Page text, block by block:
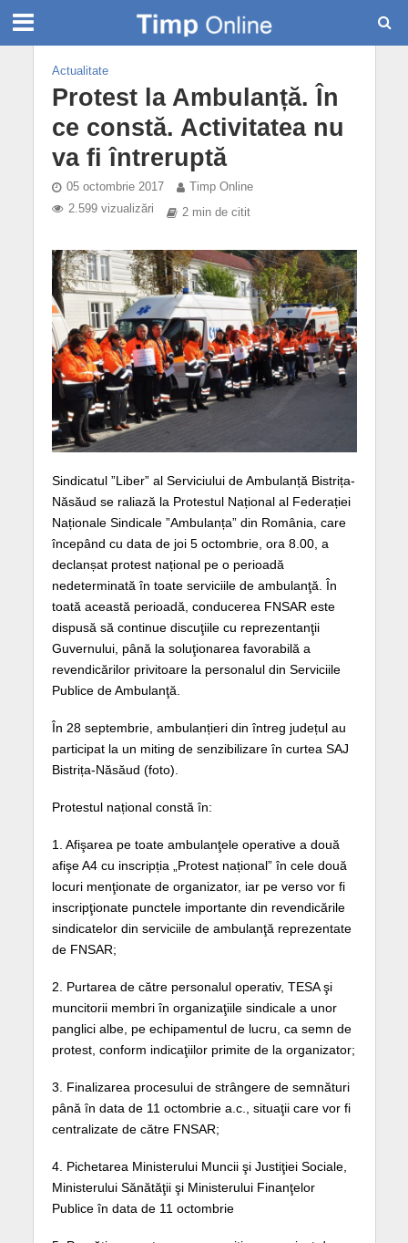
Actualitate
Protest la Ambulanță. În
ce constă. Activitatea nu
va fi întreruptă
05 octombrie 2017
Timp Online
2.599 vizualizări
2 min de citit
Sindicatul ”Liber” al Serviciului de Ambulanță Bistrița-
Năsăud se raliază la Protestul Național al Federației
Naționale Sindicale ”Ambulanța” din România, care
începând cu data de joi 5 octombrie, ora 8.00, a
declanșat protest național pe o perioadă
nedeterminată în toate serviciile de ambulanţă. În
toată această perioadă, conducerea FNSAR este
dispusă să continue discuţiile cu reprezentanţii
Guvernului, până la soluţionarea favorabilă a
revendicărilor privitoare la personalul din Serviciile
Publice de Ambulanţă.
În 28 septembrie, ambulanțieri din întreg județul au
participat la un miting de senzibilizare în curtea SAJ
Bistrița-Năsăud (foto).
Protestul național constă în:
1. Afişarea pe toate ambulanţele operative a două
afişe A4 cu inscripția „Protest național” în cele două
locuri menţionate de organizator, iar pe verso vor fi
inscripţionate punctele importante din revendicările
sindicatelor din serviciile de ambulanţă reprezentate
de FNSAR;
2. Purtarea de către personalul operativ, TESA şi
muncitorii membri în organizaţiile sindicale a unor
panglici albe, pe echipamentul de lucru, ca semn de
protest, conform indicaţiilor primite de la organizator;
3. Finalizarea procesului de strângere de semnături
până în data de 11 octombrie a.c., situaţii care vor fi
centralizate de către FNSAR;
4. Pichetarea Ministerului Muncii şi Justiţiei Sociale,
Ministerului Sănătăţii şi Ministerului Finanţelor
Publice în data de 11 octombrie